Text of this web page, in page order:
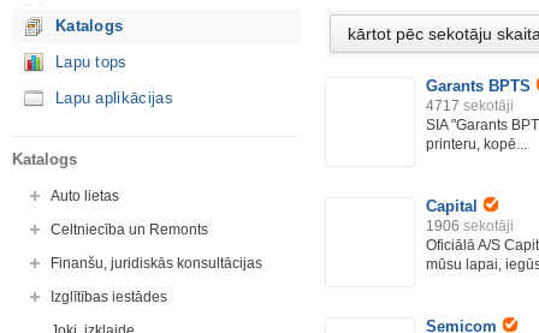
Katalogs
Lapu tops
Lapu aplikācijas
Katalogs
Auto lietas
Celtniecība un Remonts
Finanšu, juridiskās konsultācijas
Izglītības iestādes
Garants BPTS
4717 sekotāji
SIA "Garants
printeru, kopē...
Capital
1906 sekotāji
Oficiālā A/S
mūsu lapai,
Semicom